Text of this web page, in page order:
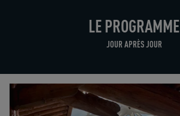
LE PROGRAMME
JOUR APRÈS JOUR